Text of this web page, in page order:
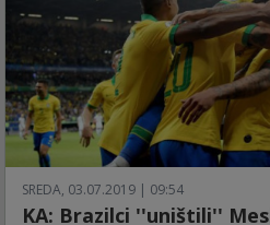
SREDA, 03.07.2019 | 09:54
KA: Brazilci ''uništili''